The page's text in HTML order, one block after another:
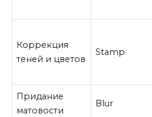
Коррекция
теней и цветов
Stamp
Придание
матовости
Blur